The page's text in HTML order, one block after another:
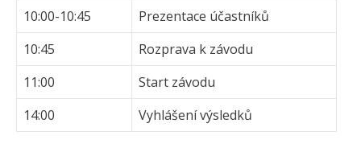
10:00-10:45
Prezentace účastníků
10:45
Rozprava k závodu
11:00
Start závodu
14:00
Vyhlášení výsledků